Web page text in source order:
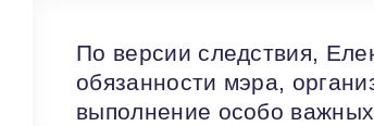
По версии следствия,
обязанности мэра,
выполнение особо